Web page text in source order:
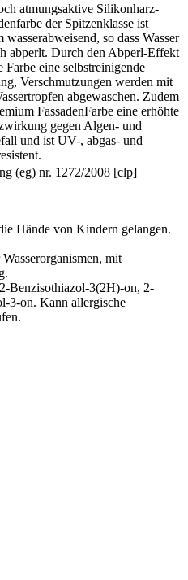
atmungsaktive Silikonharz-
der Spitzenklasse ist
wasserabweisend, so dass Wasser
abperlt. Durch den Abperl-Effekt
Farbe eine selbstreinigende
Verschmutzungen werden mit
abgewaschen. Zudem
FassadenFarbe eine erhöhte
gegen Algen- und
und ist UV-, abgas- und
(eg) nr. 1272/2008 [clp]
Hände von Kindern gelangen.
mit
Benzisothiazol-3(2H)-on, 2-
3-on. Kann allergische